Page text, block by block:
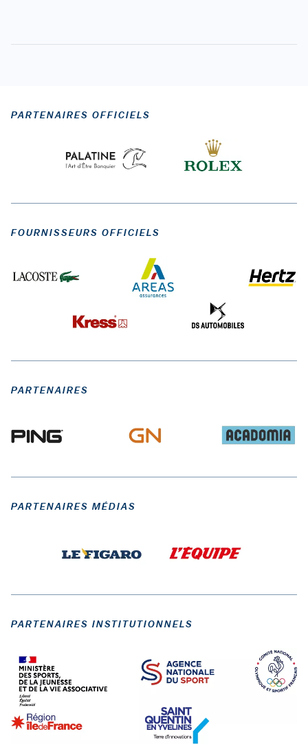
PARTENAIRES OFFICIELS
FOURNISSEURS OFFICIELS
PARTENAIRES
PARTENAIRES MÉDIAS
PARTENAIRES INSTITUTIONNELS